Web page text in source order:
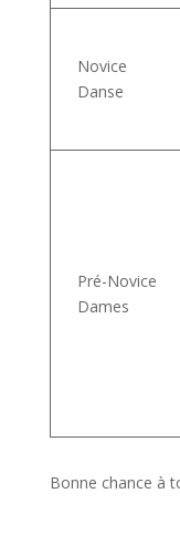
Novice
Danse
Pré-Novice
Dames
Bonne chance à